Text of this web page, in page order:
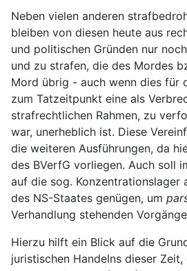
Neben vielen anderen
bleiben von diesen heute aus
und politischen Gründen nur
und zu strafen, die des Mordes
Mord übrig - auch wenn dies für
zum Tatzeitpunkt eine als
strafrechtlichen Rahmen, zu
war, unerheblich ist. Diese
die weiteren Ausführungen, da
des BVerfG vorliegen. Auch soll
auf die sog. Konzentrationslager
des NS-Staates genügen, um
Verhandlung stehenden
Hierzu hilft ein Blick auf die
juristischen Handelns dieser